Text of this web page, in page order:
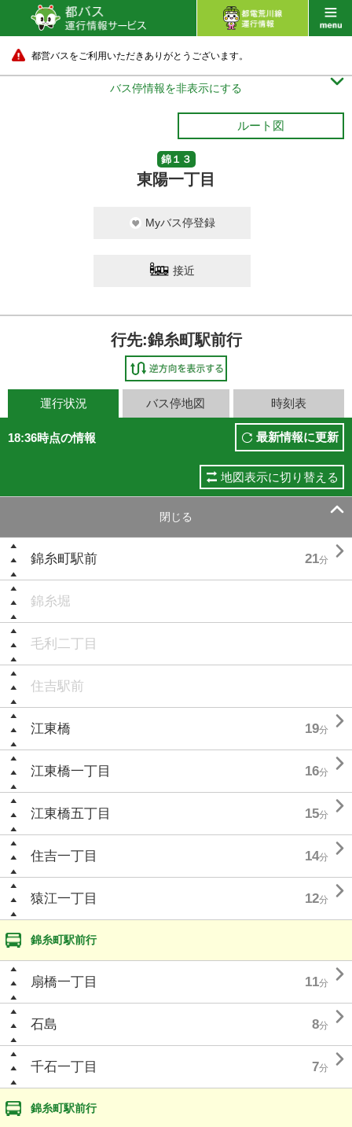
都営バスをご利用いただきありがとうございます。
バス停情報を非表示にする 
ルート図
錦１３
東陽一丁目
Myバス停登録
接近
行先:錦糸町駅前行
運行状況 バス停地図 時刻表
18:36時点の情報 最新情報に更新
地図表示に切り替える
閉じる 
錦糸町駅前 21分 
錦糸堀
毛利二丁目
住吉駅前
江東橋 19分 
江東橋一丁目 16分 
江東橋五丁目 15分 
住吉一丁目 14分 
猿江一丁目 12分 
錦糸町駅前行
扇橋一丁目 11分 
石島 8分 
千石一丁目 7分 
錦糸町駅前行